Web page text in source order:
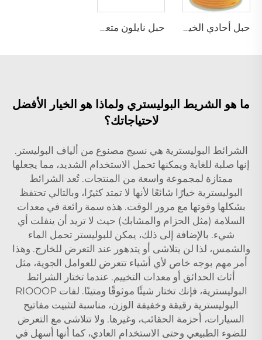
حبل أحادي الخيط من البولي بروبلين مجدول حبل نايلون متعدد الخيوط ملتوي
ما هو الشريط البوليستري ولماذا هو الخيار الأفضل
لاحتياجاتك؟
الشرائط البوليسترية هي نسيج مصنوع من ألياف البوليستر.
إنها صلبة للغاية ويمكنها تحمل الاستخدام الشديد، مما يجعلها
ممتازة لمجموعة واسعة من المنتجات. تُعد الشرائط
البوليسترية خيارًا شائعًا لأنها لا تمتد كثيرًا، وبالتالي تحتفظ
بشكلها وقوتها مع مرور الوقت. هذه سمة رائعة في معدات
السلامة (مثل الحزام والمشابك) حيث لا تريد أن ينفلت أي
شيء. بالإضافة إلى ذلك، يمكن للبوليستر تحمل الماء
والشمس، لذا لن يتلاشى أو يتدهور عند التعرض للخارج. وهذا
أمر مهم بوجه خاص لأي أشياء تتعرض للعوامل الجوية، مثل
أثاث الحدائق أو معدات التخييم. عندما تختار الشرائط
البوليسترية، فإنك تختار شيئًا موثوقًا ومتينًا. لفات RIOOOP
البوليسترية رقيقة وخفيفة الوزن، مناسبة لتثبيت مفاتيح
السيارات، أحزمة الحقائب، وغيرها. ولا تتلاشى مع التعرض
للضوء الطبيعي وحتى الاستخدام العادي، كما أنها أسهل في